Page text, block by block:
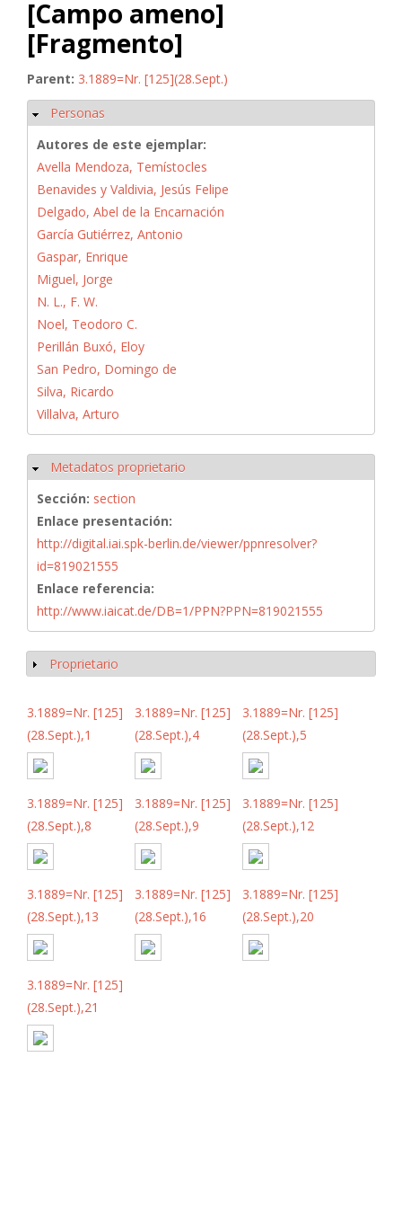
[Campo ameno]
[Fragmento]
Parent: 3.1889=Nr. [125](28.Sept.)
Ocultar
Personas
Autores de este ejemplar:
Avella Mendoza, Temístocles
Benavides y Valdivia, Jesús Felipe
Delgado, Abel de la Encarnación
García Gutiérrez, Antonio
Gaspar, Enrique
Miguel, Jorge
N. L., F. W.
Noel, Teodoro C.
Perillán Buxó, Eloy
San Pedro, Domingo de
Silva, Ricardo
Villalva, Arturo
Ocultar
Metadatos proprietario
Sección: section
Enlace presentación:
http://digital.iai.spk-berlin.de/viewer/ppnresolver?
id=819021555
Enlace referencia:
http://www.iaicat.de/DB=1/PPN?PPN=819021555
Mostrar
Proprietario
3.1889=Nr. [125]
(28.Sept.),1
3.1889=Nr. [125]
(28.Sept.),4
3.1889=Nr. [125]
(28.Sept.),5
3.1889=Nr. [125]
(28.Sept.),8
3.1889=Nr. [125]
(28.Sept.),9
3.1889=Nr. [125]
(28.Sept.),12
3.1889=Nr. [125]
(28.Sept.),13
3.1889=Nr. [125]
(28.Sept.),16
3.1889=Nr. [125]
(28.Sept.),20
3.1889=Nr. [125]
(28.Sept.),21